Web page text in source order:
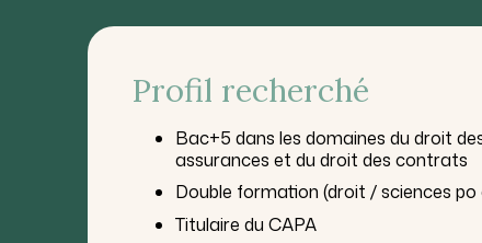
Profil recherché
Bac+5 dans les domaines du droit
assurances et du droit des contrats
Double formation (droit / sciences
Titulaire du CAPA